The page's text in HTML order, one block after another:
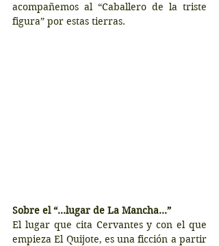
acompañemos al “Caballero de la triste
figura” por estas tierras.
Sobre el “…lugar de La Mancha…”
El lugar que cita Cervantes y con el que
empieza El Quijote, es una ficción a partir